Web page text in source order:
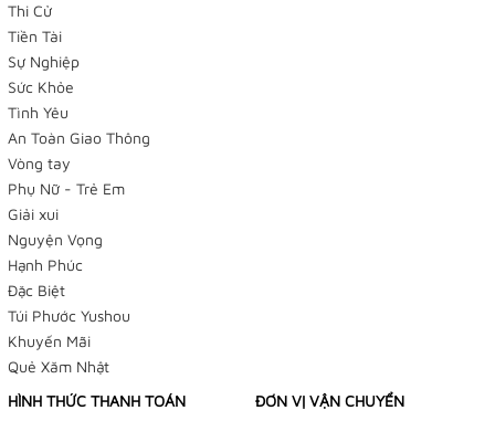
Thi Cử
Tiền Tài
Sự Nghiệp
Sức Khỏe
Tình Yêu
An Toàn Giao Thông
Vòng tay
Phụ Nữ - Trẻ Em
Giải xui
Nguyện Vọng
Hạnh Phúc
Đặc Biệt
Túi Phước Yushou
Khuyến Mãi
Quẻ Xăm Nhật
HÌNH THỨC THANH TOÁN ĐƠN VỊ VẬN CHUYỂN